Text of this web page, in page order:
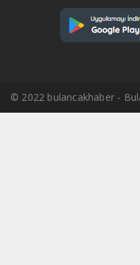
© 2022 bulancakhaber -